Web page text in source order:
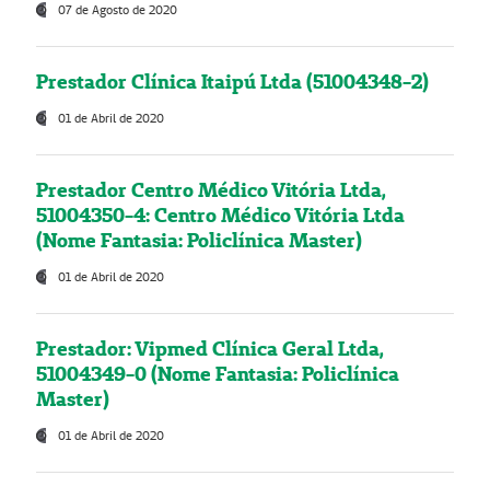
07 de Agosto de 2020
Prestador Clínica Itaipú Ltda (51004348-2)
01 de Abril de 2020
Prestador Centro Médico Vitória Ltda,
51004350-4: Centro Médico Vitória Ltda
(Nome Fantasia: Policlínica Master)
01 de Abril de 2020
Prestador: Vipmed Clínica Geral Ltda,
51004349-0 (Nome Fantasia: Policlínica
Master)
01 de Abril de 2020